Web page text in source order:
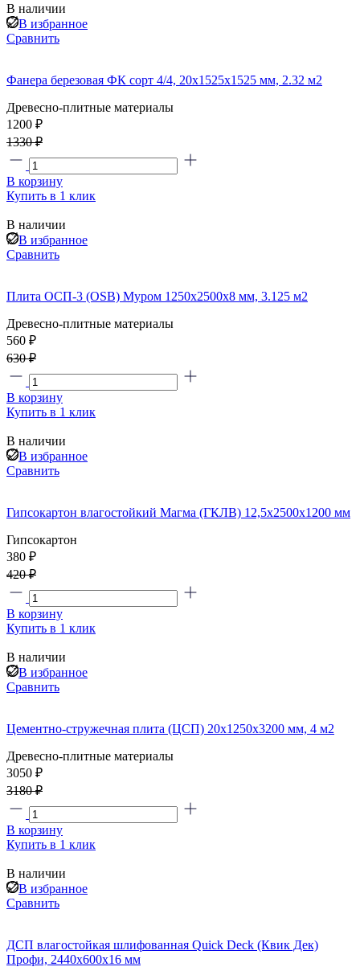
В наличии
В избранное
Сравнить
Фанера березовая ФК сорт 4/4, 20х1525х1525 мм, 2.32 м2
Древесно-плитные материалы
1200 ₽
1330 ₽
В корзину
Купить в 1 клик
В наличии
В избранное
Сравнить
Плита ОСП-3 (OSB) Муром 1250x2500x8 мм, 3.125 м2
Древесно-плитные материалы
560 ₽
630 ₽
В корзину
Купить в 1 клик
В наличии
В избранное
Сравнить
Гипсокартон влагостойкий Магма (ГКЛВ) 12,5x2500x1200 мм
Гипсокартон
380 ₽
420 ₽
В корзину
Купить в 1 клик
В наличии
В избранное
Сравнить
Цементно-стружечная плита (ЦСП) 20x1250x3200 мм, 4 м2
Древесно-плитные материалы
3050 ₽
3180 ₽
В корзину
Купить в 1 клик
В наличии
В избранное
Сравнить
ДСП влагостойкая шлифованная Quick Deck (Квик Дек)
Профи, 2440x600x16 мм